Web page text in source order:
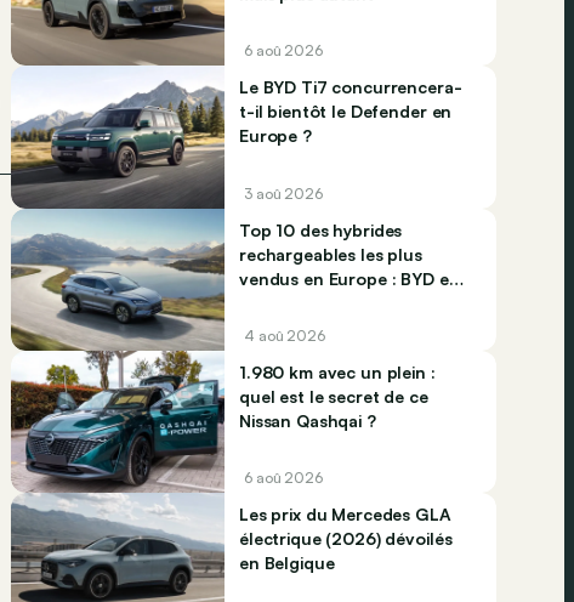
6 aoû 2026
Le BYD Ti7 concurrencera-
t-il bientôt le Defender en
Europe ?
3 aoû 2026
Top 10 des hybrides
rechargeables les plus
vendus en Europe : BYD et
4 aoû 2026
1.980 km avec un plein :
quel est le secret de ce
Nissan Qashqai ?
6 aoû 2026
Les prix du Mercedes GLA
électrique (2026) dévoilés
en Belgique